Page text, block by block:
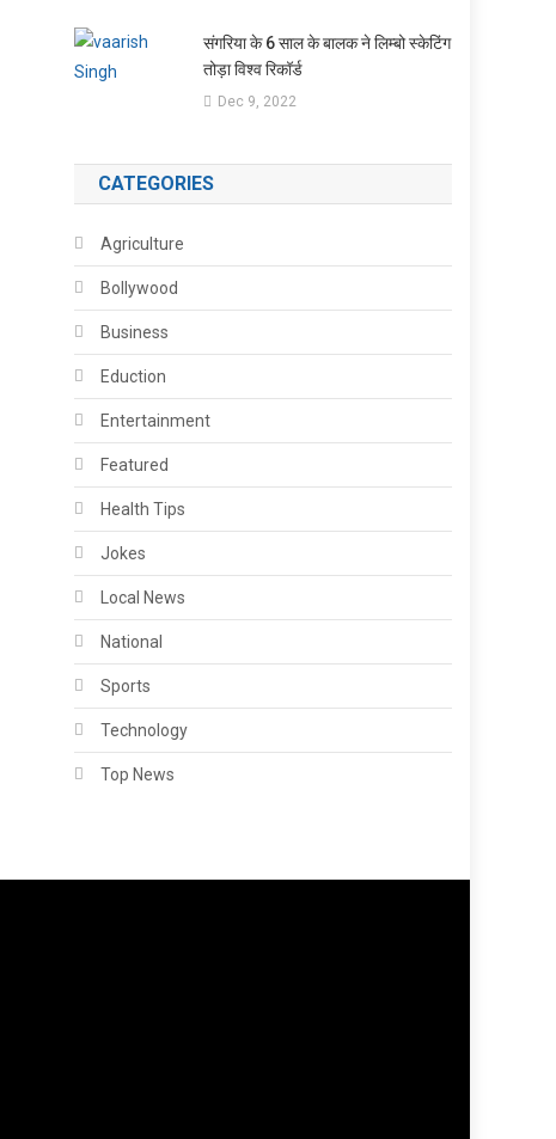
संगरिया के 6 साल के बालक ने लिम्बो स्केटिंग
तोड़ा विश्व रिकॉर्ड
Dec 9, 2022
CATEGORIES
Agriculture
Bollywood
Business
Eduction
Entertainment
Featured
Health Tips
Jokes
Local News
National
Sports
Technology
Top News